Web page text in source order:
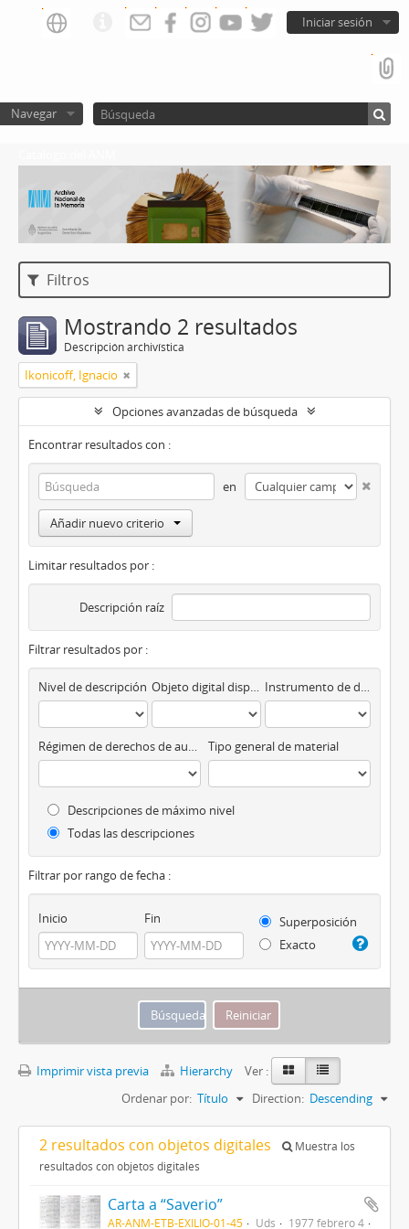
Iniciar sesión
Navegar
Filtros
Mostrando 2 resultados
Descripción archivística
Ikonicoff, Ignacio
Opciones avanzadas de búsqueda
Encontrar resultados con :
en
Añadir nuevo criterio
Limitar resultados por :
Descripción raíz
Filtrar resultados por :
Nivel de descripción Objeto digital disponibles Instrumento de descripción
Régimen de derechos de autor Tipo general de material
Descripciones de máximo nivel
Todas las descripciones
Filtrar por rango de fecha :
Inicio Fin
Superposición
Exacto
Imprimir vista previa Hierarchy
Ver :
Ordenar por: Título Direction: Descending
2 resultados con objetos digitales
Muestra los
resultados con objetos digitales
Carta a “Saverio”
AR-ANM-ETB-EXILIO-01-45 Uds 1977 febrero 4